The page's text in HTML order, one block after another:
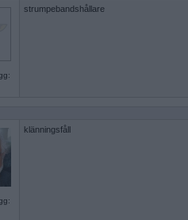
strumpebandshållare
klänningsfåll